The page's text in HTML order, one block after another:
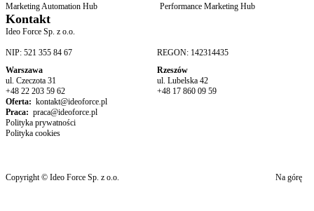
Marketing Automation Hub
Performance Marketing Hub
Kontakt
Ideo Force Sp. z o.o.
NIP: 521 355 84 67
REGON: 142314435
Warszawa
ul. Czeczota 31
+48 22 203 59 62
Rzeszów
ul. Lubelska 42
+48 17 860 09 59
Oferta: kontakt@ideoforce.pl
Praca: praca@ideoforce.pl
Polityka prywatności
Polityka cookies
Copyright © Ideo Force Sp. z o.o. Na górę